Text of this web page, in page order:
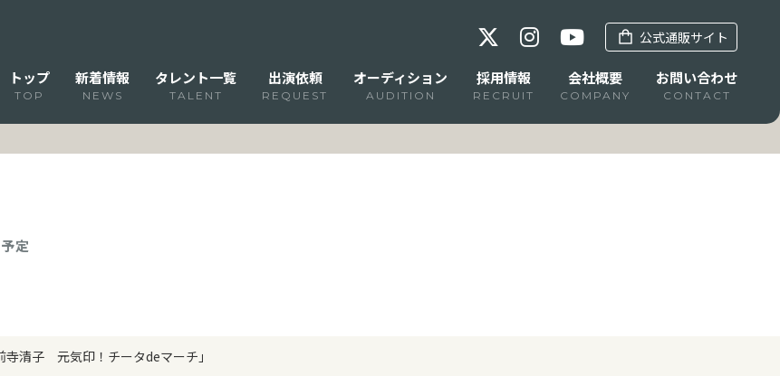
公式通販サイト
トップ
TOP
新着情報
NEWS
タレント一覧
TALENT
出演依頼
REQUEST
オーディション
AUDITION
採用情報
RECRUIT
会社概要
COMPANY
お問い合わせ
CONTACT
定
寺清子 元気印！チータdeマーチ」